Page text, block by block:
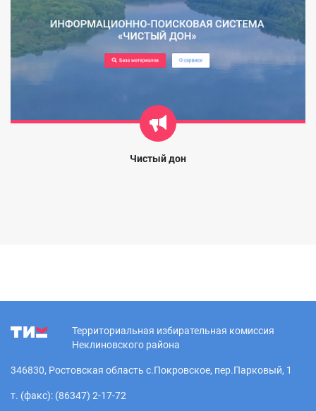
Чистый дон
Территориальная избирательная комиссия
Неклиновского района
346830, Ростовская область с.Покровское, пер.Парковый, 1
т. (факс): (86347) 2-17-72